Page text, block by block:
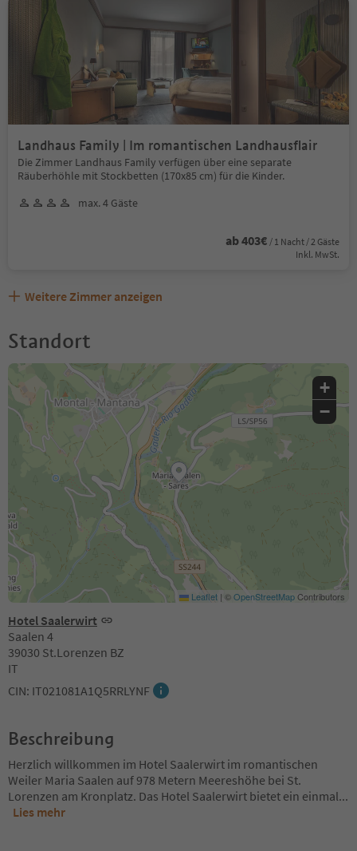
Landhaus Family | Im romantischen Landhausflair
Die Zimmer Landhaus Family verfügen über eine separate
Räuberhöhle mit Stockbetten (170x85 cm) für die Kinder.
max. 4 Gäste
ab 403€ / 1 Nacht / 2 Gäste
Inkl. MwSt.
Weitere Zimmer anzeigen
Standort
Hotel Saalerwirt
Saalen 4
39030 St.Lorenzen BZ
IT
CIN: IT021081A1Q5RRLYNF
+
−
Leaflet | ©OpenStreetMapContributors
Beschreibung
Herzlich willkommen im Hotel Saalerwirt im romantischen
Weiler Maria Saalen auf 978 Metern Meereshöhe bei St.
Lorenzen am Kronplatz. Das Hotel Saalerwirt bietet ein einmal...
Lies mehr